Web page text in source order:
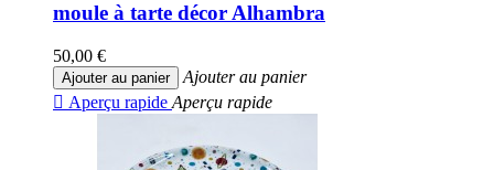
moule à tarte décor Alhambra
50,00 €
Ajouter au panier
Ajouter au panier
 Aperçu rapide Aperçu rapide